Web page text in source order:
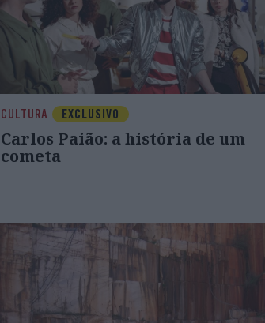
CULTURA EXCLUSIVO
Carlos Paião: a história de um
cometa